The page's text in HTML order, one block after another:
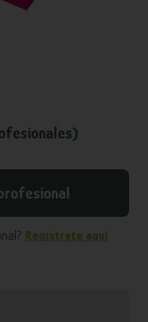
Regístrate aquí